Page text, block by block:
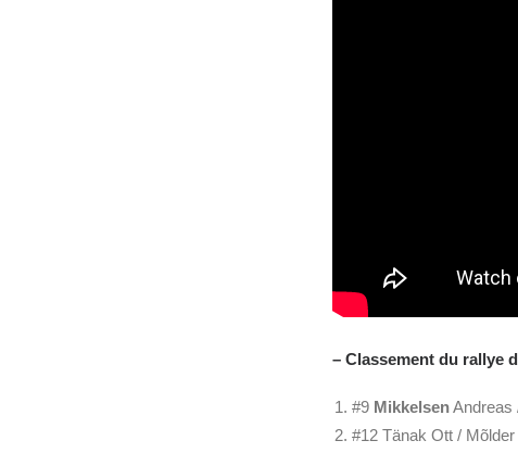
– Classement du rallye
#9 MikkelsenAndreas
#12 Tänak Ott /